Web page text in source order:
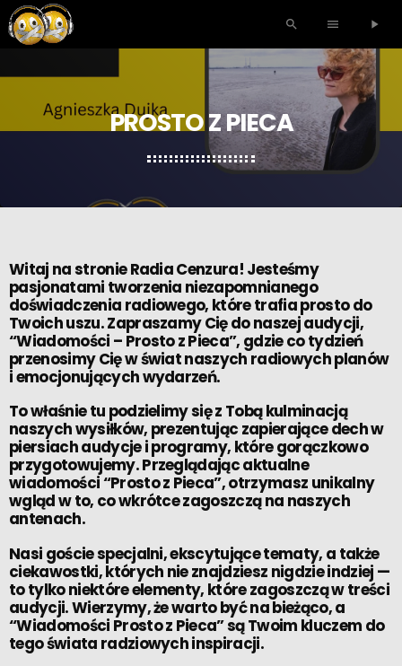
search menu play_arrow
PROSTO Z PIECA
Witaj na stronie Radia Cenzura! Jesteśmy
pasjonatami tworzenia niezapomnianego
doświadczenia radiowego, które trafia prosto do
Twoich uszu. Zapraszamy Cię do naszej audycji,
“Wiadomości – Prosto z Pieca”, gdzie co tydzień
przenosimy Cię w świat naszych radiowych planów
i emocjonujących wydarzeń.
To właśnie tu podzielimy się z Tobą kulminacją
naszych wysiłków, prezentując zapierające dech w
piersiach audycje i programy, które gorączkowo
przygotowujemy. Przeglądając aktualne
wiadomości “Prosto z Pieca”, otrzymasz unikalny
wgląd w to, co wkrótce zagoszczą na naszych
antenach.
Nasi goście specjalni, ekscytujące tematy, a także
ciekawostki, których nie znajdziesz nigdzie indziej —
to tylko niektóre elementy, które zagoszczą w treści
audycji. Wierzymy, że warto być na bieżąco, a
“Wiadomości Prosto z Pieca” są Twoim kluczem do
tego świata radziowych inspiracji.